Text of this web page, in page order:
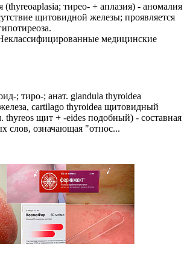
(thyreoaplasia; тирео- + аплазия) - аномалия
щитовидной железы; проявляется
медицинские
; тиро-; анат. glandula thyroidea
cartilago thyroidea щитовидный
thyreos щит + -eides подобный) - составная
слов, означающая "относ...